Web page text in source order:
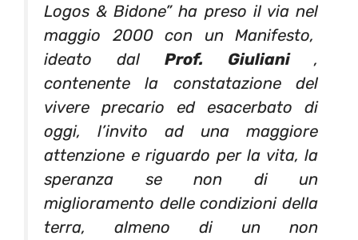
Logos & Bidone” ha preso il via nel
maggio 2000 con un Manifesto,
ideato dal Prof. Giuliani ,
contenente la constatazione del
vivere precario ed esacerbato di
oggi, l’invito ad una maggiore
attenzione e riguardo per la vita, la
speranza se non di un
miglioramento delle condizioni della
terra, almeno di un non